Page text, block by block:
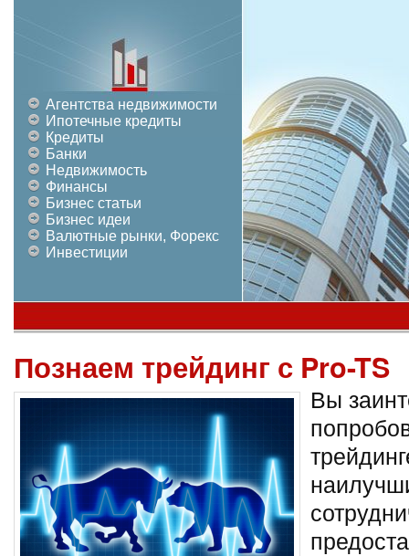
Агентства недвижимости
Ипотечные кредиты
Кредиты
Банки
Недвижимость
Финансы
Бизнес статьи
Бизнес идеи
Валютные рынки, Форекс
Инвестиции
Познаем трейдинг с Pro-TS
Вы